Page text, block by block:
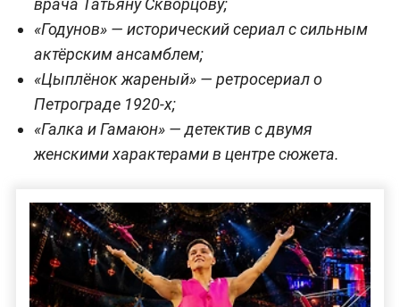
врача Татьяну Скворцову;
«Годунов» — исторический сериал с сильным
актёрским ансамблем;
«Цыплёнок жареный» — ретросериал о
Петрограде 1920-х;
«Галка и Гамаюн» — детектив с двумя
женскими характерами в центре сюжета.